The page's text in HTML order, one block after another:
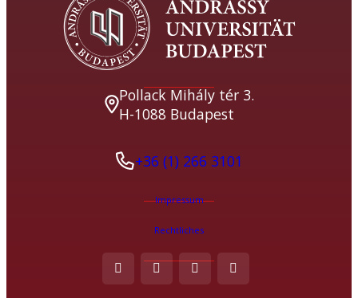
Pollack Mihály tér 3.
H-1088 Budapest
+36 (1) 266 3101
Impressum
Rechtliches